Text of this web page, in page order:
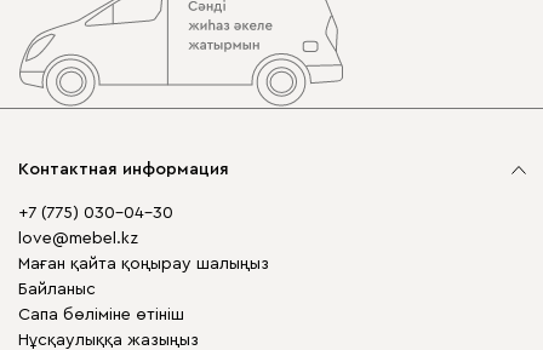
Контактная информация
+7 (775) 030-04-30
love@mebel.kz
Маған қайта қоңырау шалыңыз
Байланыс
Сапа бөліміне өтініш
Нұсқаулыққа жазыңыз